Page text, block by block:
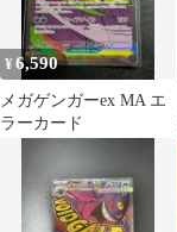
¥6,590
メガゲンガーex MA エ
ラーカード